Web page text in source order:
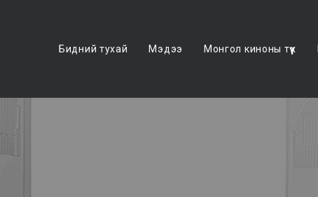
Бидний тухай Мэдээ Монгол киноны түүх